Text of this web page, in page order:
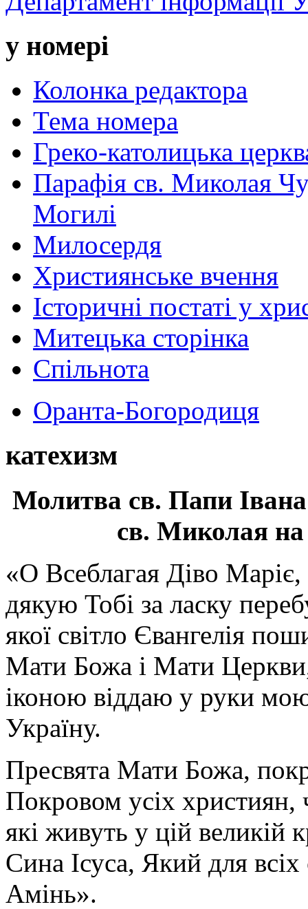
у номері
Колонка редактора
Тема номера
Греко-католицька
Парафія св. Миколая
Могилі
Милосердя
Християнське вчення
Історичні постаті у
Митецька сторінка
Спільнота
Оранта-Богородиця
катехизм
Молитва св. Папи
св. Миколая на
«О Всеблагая Діво
дякую Тобі за ласку
якої світло Євангелія
Мати Божа і Мати
іконою віддаю у руки
Україну.
Пресвята Мати Божа,
Покровом усіх християн,
які живуть у цій великій
Сина Ісуса, Який для
Амінь».